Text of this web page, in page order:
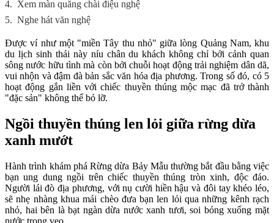
4. Xem màn quăng chài điệu nghệ
5. Nghe hát văn nghệ
Được ví như một "miền Tây thu nhỏ" giữa lòng Quảng Nam, khu
du lịch sinh thái này níu chân du khách không chỉ bởi cảnh quan
sông nước hữu tình mà còn bởi chuỗi hoạt động trải nghiệm dân dã,
vui nhộn và đậm đà bản sắc văn hóa địa phương. Trong số đó, có 5
hoạt động gắn liền với chiếc thuyền thúng mộc mạc đã trở thành
"đặc sản" không thể bỏ lỡ.
Ngồi thuyền thúng len lỏi giữa rừng dừa
xanh mướt
Hành trình khám phá Rừng dừa Bảy Mẫu thường bắt đầu bằng việc
bạn ung dung ngồi trên chiếc thuyền thúng tròn xinh, độc đáo.
Người lái đò địa phương, với nụ cười hiền hậu và đôi tay khéo léo,
sẽ nhẹ nhàng khua mái chèo đưa bạn len lỏi qua những kênh rạch
nhỏ, hai bên là bạt ngàn dừa nước xanh tươi, soi bóng xuống mặt
nước trong veo.